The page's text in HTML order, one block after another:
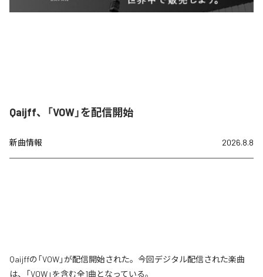
Qaijff、「VOW」を配信開始
新曲情報 2026.8.8
Qaijffの「VOW」が配信開始された。今回デジタル配信された楽曲
は、「VOW」を含む全1曲となっている。